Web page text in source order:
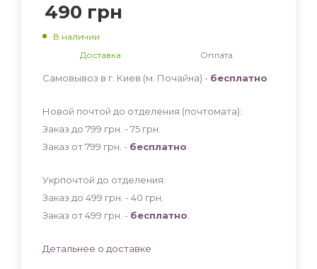
490 грн
В наличии
Доставка
Оплата
Самовывоз в г. Киев (м. Почайна) - бесплатно
Новой почтой до отделения (почтомата):
Заказ до 799 грн. - 75 грн
Заказ от 799 грн. - бесплатно
Укрпочтой до отделения:
Заказ до 499 грн. - 40 грн
Заказ от 499 грн. - бесплатно
Детальнее о доставке